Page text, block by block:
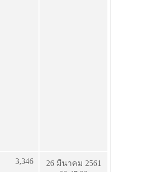
3,346
26 มีนาคม 2561